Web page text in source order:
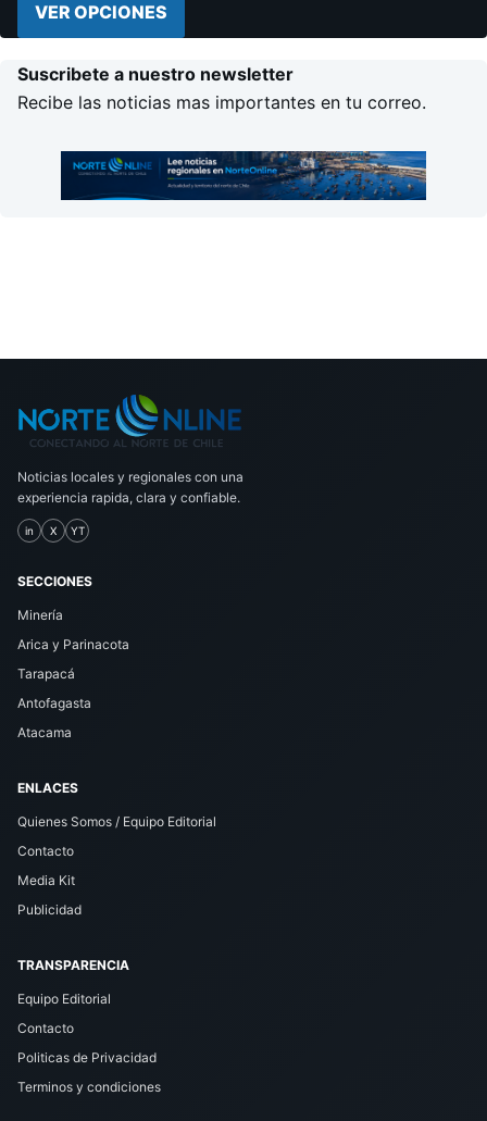
VER OPCIONES
Suscribete a nuestro newsletter
Recibe las noticias mas importantes en tu correo.
Noticias locales y regionales con una
experiencia rapida, clara y confiable.
in X YT
SECCIONES
Minería
Arica y Parinacota
Tarapacá
Antofagasta
Atacama
ENLACES
Quienes Somos / Equipo Editorial
Contacto
Media Kit
Publicidad
TRANSPARENCIA
Equipo Editorial
Contacto
Politicas de Privacidad
Terminos y condiciones